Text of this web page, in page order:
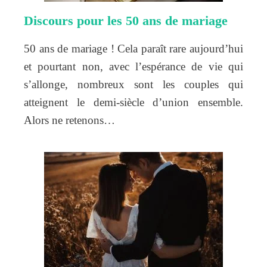
Discours pour les 50 ans de mariage
50 ans de mariage ! Cela paraît rare aujourd’hui
et pourtant non, avec l’espérance de vie qui
s’allonge, nombreux sont les couples qui
atteignent le demi-siècle d’union ensemble.
Alors ne retenons…